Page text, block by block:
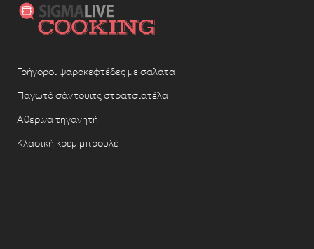
Γρήγοροι ψαροκεφτέδες με σαλάτα
Παγωτό σάντουιτς στρατσιατέλα
Αθερίνα τηγανητή
Κλασική κρεμ μπρουλέ